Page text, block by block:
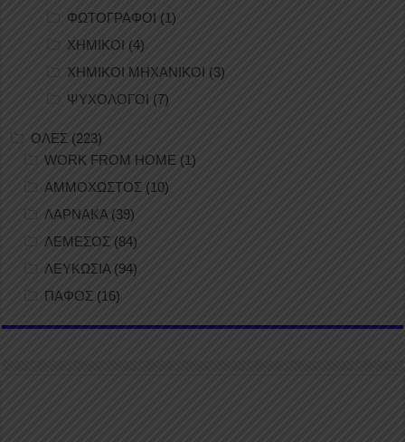
ΦΩΤΟΓΡΑΦΟΙ (1)
ΧΗΜΙΚΟΙ (4)
ΧΗΜΙΚΟΙ ΜΗΧΑΝΙΚΟΙ (3)
ΨΥΧΟΛΟΓΟΙ (7)
ΟΛΕΣ (223)
WORK FROM HOME (1)
ΑΜΜΟΧΩΣΤΟΣ (10)
ΛΑΡΝΑΚΑ (39)
ΛΕΜΕΣΟΣ (84)
ΛΕΥΚΩΣΙΑ(94)
ΠΑΦΟΣ (16)